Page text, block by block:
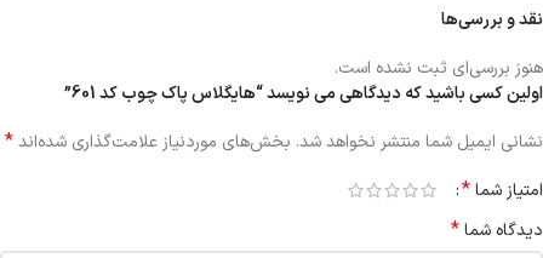
نقد و بررسی‌ها
هنوز بررسی‌ای ثبت نشده است.
اولین کسی باشید که دیدگاهی می نویسد “هایگلاس پاک چوب کد 601”
نشانی ایمیل شما منتشر نخواهد شد. بخش‌های موردنیاز علامت‌گذاری شده‌اند*
امتیاز شما*
دیدگاه شما*